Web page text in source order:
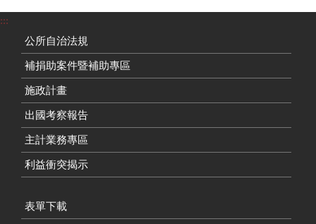
:::
公所自治法規
補捐助案件暨補助專區
施政計畫
出國考察報告
主計業務專區
利益衝突揭示
表單下載